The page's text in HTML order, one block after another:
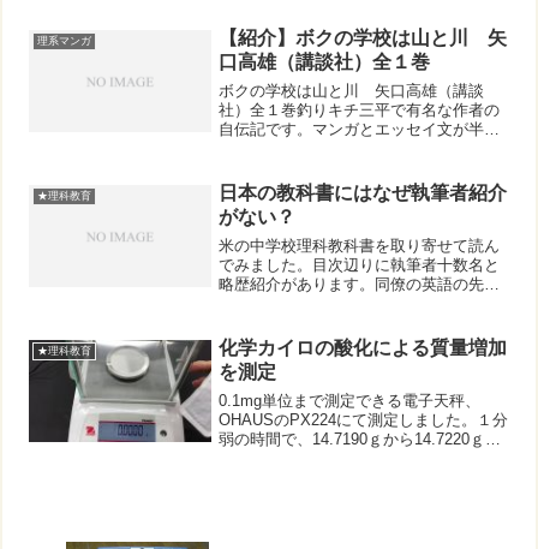
理系マンガ
【紹介】ボクの学校は山と川 矢
口高雄（講談社）全１巻
ボクの学校は山と川 矢口高雄（講談
社）全１巻釣りキチ三平で有名な作者の
自伝記です。マンガとエッセイ文が半々
虫、生活を通じての自然との関わりがと
てもリアルに描かれています...
★理科教育
日本の教科書にはなぜ執筆者紹介
がない？
米の中学校理科教科書を取り寄せて読ん
でみました。目次辺りに執筆者十数名と
略歴紹介があります。同僚の英語の先生
筆者の大学を（大学のレベルでは無く
て）先生ベースで選ぶ事もあ...
★理科教育
化学カイロの酸化による質量増加
を測定
0.1mg単位まで測定できる電子天秤、
OHAUSのPX224にて測定しました。１分
弱の時間で、14.7190ｇから14.7220ｇま